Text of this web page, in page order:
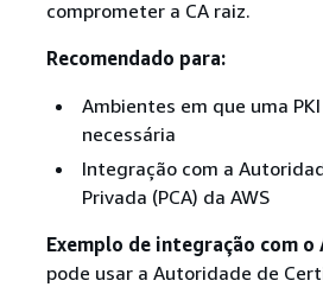
comprometer a CA raiz.
Recomendado para:
Ambientes em que uma
necessária
Integração com a
Privada (PCA) da AWS
Exemplo de integração com o
pode usar a Autoridade de